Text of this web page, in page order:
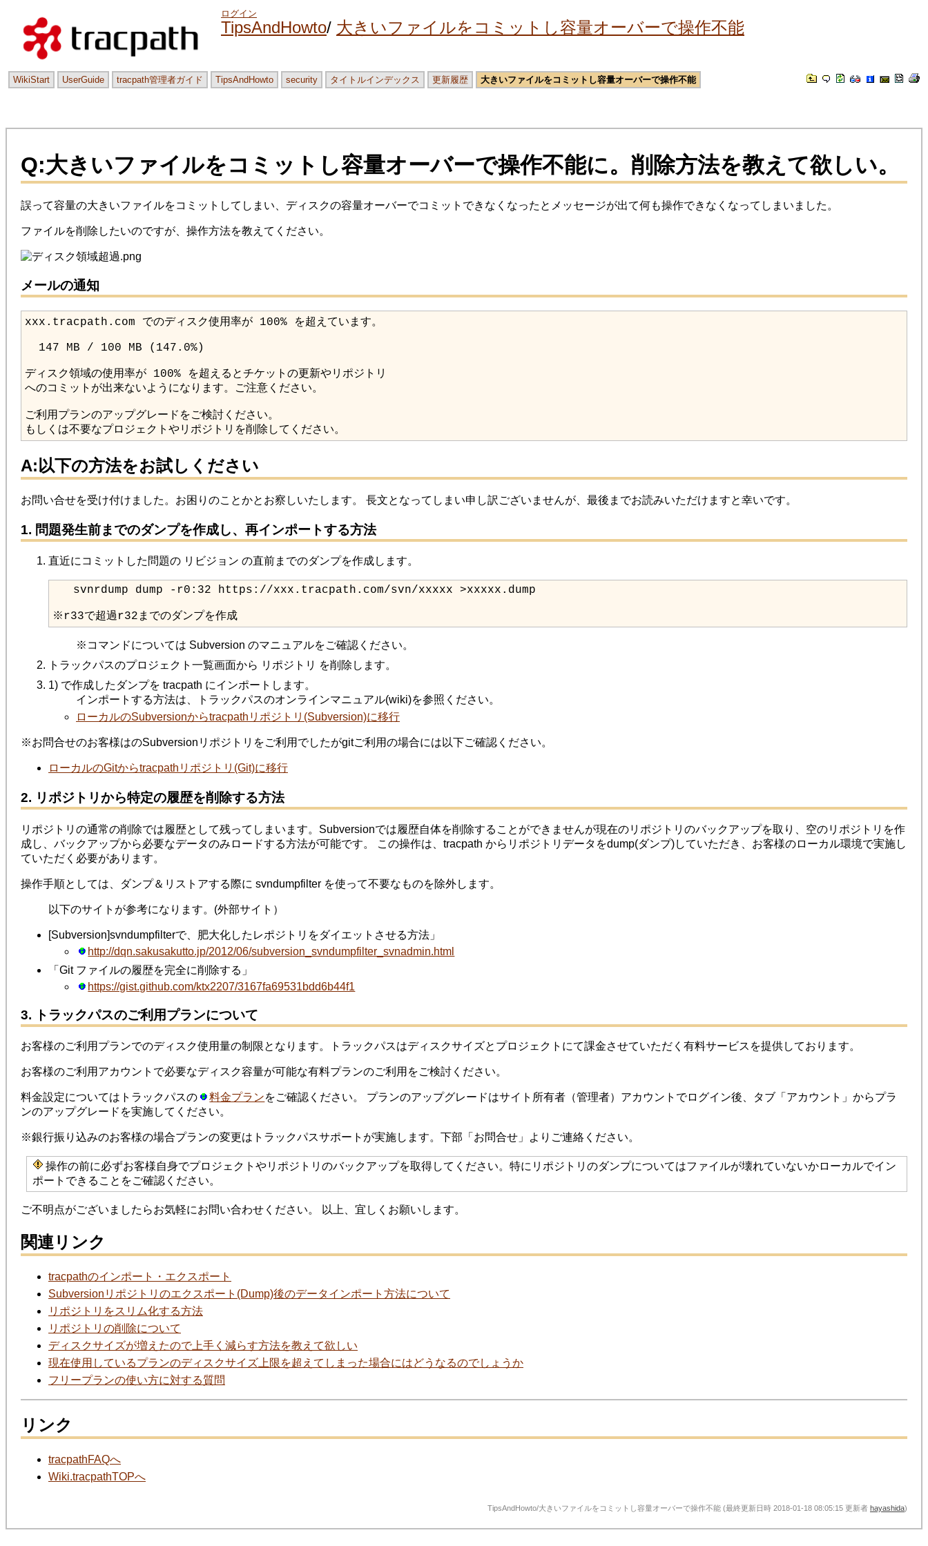
ログイン
TipsAndHowto 大きいファイルをコミットし容量オーバーで操作不能
WikiStart UserGuide tracpath管理者ガイド TipsAndHowto security タイトルインデックス 更新履歴 大きいファイルをコミットし容量オーバーで操作不能
Q:大きいファイルをコミットし容量オーバーで操作不能に。削除方法を教えて欲しい。
誤って容量の大きいファイルをコミットしてしまい、ディスクの容量オーバーでコミットできなくなったとメッセージが出て何も操作できなくなってしまいました。
ファイルを削除したいのですが、操作方法を教えてください。
メールの通知
もしくは不要なプロジェクトやリポジトリを削除してください。
A:以下の方法をお試しください
お問い合せを受け付けました。お困りのことかとお察しいたします。 長文となってしまい申し訳ございませんが、最後までお読みいただけますと幸いです。
1. 問題発生前までのダンプを作成し、再インポートする方法
直近にコミットした問題の リビジョン の直前までのダンプを作成します。
※r33で超過r32までのダンプを作成
※コマンドについては Subversion のマニュアルをご確認ください。
トラックパスのプロジェクト一覧画面から リポジトリ を削除します。
1) で作成したダンプを tracpath にインポートします。
インポートする方法は、トラックパスのオンラインマニュアル(wiki)を参照ください。
ローカルのSubversionからtracpathリポジトリ(Subversion)に移行
※お問合せのお客様はのSubversionリポジトリをご利用でしたがgitご利用の場合には以下ご確認ください。
ローカルのGitからtracpathリポジトリ(Git)に移行
2. リポジトリから特定の履歴を削除する方法
リポジトリの通常の削除では履歴として残ってしまいます。Subversionでは履歴自体を削除することができませんが現在のリポジトリのバックアップを取り、空のリポジトリを作
成し、バックアップから必要なデータのみロードする方法が可能です。
この操作は、tracpath からリポジトリデータをdump(ダンプ)していただき、お客様のローカル環境で実施し
ていただく必要があります。
操作手順としては、ダンプ＆リストアする際に svndumpfilter を使って不要なものを除外します。
以下のサイトが参考になります。(外部サイト）
[Subversion]svndumpfilterで、肥大化したレポジトリをダイエットさせる方法」
http://dqn.sakusakutto.jp/2012/06/subversion_svndumpfilter_svnadmin.html
「Git ファイルの履歴を完全に削除する」
https://gist.github.com/ktx2207/3167fa69531bdd6b44f1
3. トラックパスのご利用プランについて
お客様のご利用プランでのディスク使用量の制限となります。トラックパスはディスクサイズとプロジェクトにて課金させていただく有料サービスを提供しております。
お客様のご利用アカウントで必要なディスク容量が可能な有料プランのご利用をご検討ください。
料金設定についてはトラックパスの 料金プランをご確認ください。 プランのアップグレードはサイト所有者（管理者）アカウントでログイン後、タブ「アカウント」からプラ
ンのアップグレードを実施してください。
※銀行振り込みのお客様の場合プランの変更はトラックパスサポートが実施します。下部「お問合せ」よりご連絡ください。
操作の前に必ずお客様自身でプロジェクトやリポジトリのバックアップを取得してください。特にリポジトリのダンプについてはファイルが壊れていないかローカルでイン
ポートできることをご確認ください。
ご不明点がございましたらお気軽にお問い合わせください。 以上、宜しくお願いします。
関連リンク
tracpathのインポート・エクスポート
Subversionリポジトリのエクスポート(Dump)後のデータインポート方法について
リポジトリをスリム化する方法
リポジトリの削除について
ディスクサイズが増えたので上手く減らす方法を教えて欲しい
現在使用しているプランのディスクサイズ上限を超えてしまった場合にはどうなるのでしょうか
フリープランの使い方に対する質問
リンク
tracpathFAQへ
Wiki.tracpathTOPへ
TipsAndHowto/大きいファイルをコミットし容量オーバーで操作不能 (最終更新日時 2018-01-18 08:05:15 更新者 hayashida)